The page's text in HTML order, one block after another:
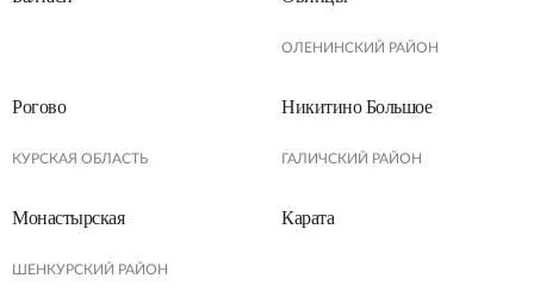
ОЛЕНИНСКИЙ РАЙОН
Рогово
КУРСКАЯ ОБЛАСТЬ
Никитино Большое
ГАЛИЧСКИЙ РАЙОН
Монастырская
ШЕНКУРСКИЙ РАЙОН
Карата